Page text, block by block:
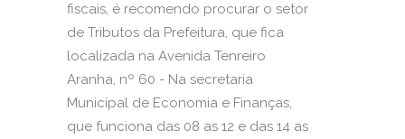
fiscais, é recomendo procurar o setor
de Tributos da Prefeitura, que fica
localizada na Avenida Tenreiro
Aranha, nº 60 - Na secretaria
Municipal de Economia e Finanças,
que funciona das 08 as 12 e das 14 as